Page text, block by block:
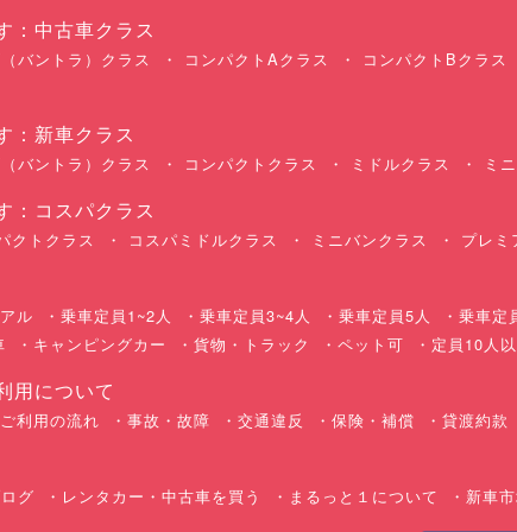
：中古車クラス
バントラ）クラス コンパクトAクラス コンパクトBクラス
：新車クラス
バントラ）クラス コンパクトクラス ミドルクラス ミ
：コスパクラス
クトクラス コスパミドルクラス ミニバンクラス プレミ
ル 乗車定員1~2人 乗車定員3~4人 乗車定員5人 乗車定
キャンピングカー 貨物・トラック ペット可 定員10人
用について
ご利用の流れ 事故・故障 交通違反 保険・補償 貸渡約款
グ レンタカー・中古車を買う まるっと１について 新車